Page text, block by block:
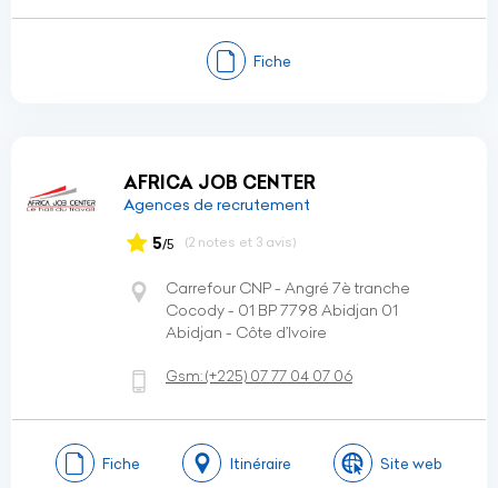
Fiche
AFRICA JOB CENTER
Agences de recrutement
5/5 (2 notes et 3 avis)
Carrefour CNP - Angré 7è tranche
Cocody - 01 BP 7798 Abidjan 01
Abidjan - Côte d’Ivoire
Gsm:(+225) 07 77 04 07 06
Fiche Itinéraire Site web